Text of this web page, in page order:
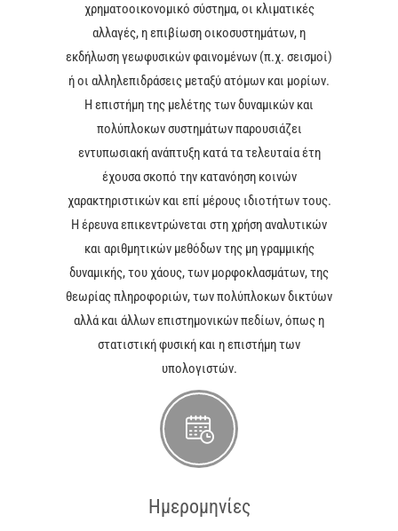
χρηματοοικονομικό σύστημα, οι κλιματικές
αλλαγές, η επιβίωση οικοσυστημάτων, η
εκδήλωση γεωφυσικών φαινομένων (π.χ. σεισμοί)
ή οι αλληλεπιδράσεις μεταξύ ατόμων και μορίων.
Η επιστήμη της μελέτης των δυναμικών και
πολύπλοκων συστημάτων παρουσιάζει
εντυπωσιακή ανάπτυξη κατά τα τελευταία έτη
έχουσα σκοπό την κατανόηση κοινών
χαρακτηριστικών και επί μέρους ιδιοτήτων τους.
Η έρευνα επικεντρώνεται στη χρήση αναλυτικών
και αριθμητικών μεθόδων της μη γραμμικής
δυναμικής, του χάους, των μορφοκλασμάτων, της
θεωρίας πληροφοριών, των πολύπλοκων δικτύων
αλλά και άλλων επιστημονικών πεδίων, όπως η
στατιστική φυσική και η επιστήμη των
υπολογιστών.
Ημερομηνίες